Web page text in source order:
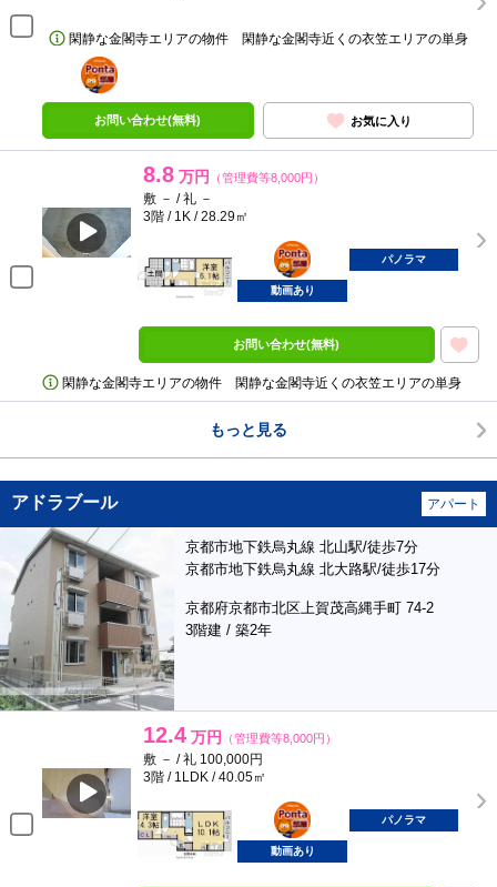
閑静な金閣寺エリアの物件 閑静な金閣寺近くの衣笠エリアの単身
ポンタ
部屋
お問い合わせ(無料) お気に入り
8.8 万円 （管理費等8,000円）
敷 － / 礼 －
3階 / 1K / 28.29㎡
ポンタ
部屋
パノラマ
動画あり
お問い合わせ(無料)
閑静な金閣寺エリアの物件 閑静な金閣寺近くの衣笠エリアの単身
もっと見る
アドラブール アパート
京都市地下鉄烏丸線 北山駅/徒歩7分
京都市地下鉄烏丸線 北大路駅/徒歩17分
京都府京都市北区上賀茂高縄手町 74-2
3階建 / 築2年
12.4 万円 （管理費等8,000円）
敷 － / 礼 100,000円
3階 / 1LDK / 40.05㎡
ポンタ
部屋
パノラマ
動画あり